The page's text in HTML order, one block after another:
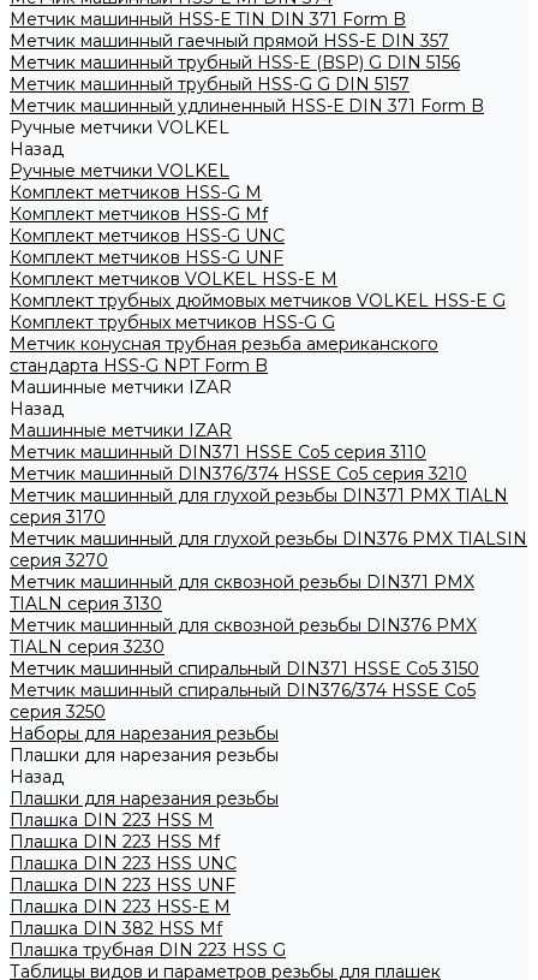
Метчик машинный HSS-Е TIN DIN 371 Form B
Метчик машинный гаечный прямой HSS-Е DIN 357
Метчик машинный трубный HSS-E (BSP) G DIN 5156
Метчик машинный трубный HSS-G G DIN 5157
Метчик машинный удлиненный HSS-Е DIN 371 Form B
Ручные метчики VOLKEL
Назад
Ручные метчики VOLKEL
Комплект метчиков HSS-G M
Комплект метчиков HSS-G Mf
Комплект метчиков HSS-G UNC
Комплект метчиков HSS-G UNF
Комплект метчиков VOLKEL HSS-E M
Комплект трубных дюймовых метчиков VOLKEL HSS-E G
Комплект трубных метчиков HSS-G G
Метчик конусная трубная резьба американского
стандарта HSS-G NPT Form B
Машинные метчики IZAR
Назад
Машинные метчики IZAR
Метчик машинный DIN371 HSSE Co5 серия 3110
Метчик машинный DIN376/374 HSSE Co5 серия 3210
Метчик машинный для глухой резьбы DIN371 PMX TIALN
серия 3170
Метчик машинный для глухой резьбы DIN376 PMX TIALSIN
серия 3270
Метчик машинный для сквозной резьбы DIN371 PMX
TIALN серия 3130
Метчик машинный для сквозной резьбы DIN376 PMX
TIALN серия 3230
Метчик машинный спиральный DIN371 HSSE Co5 3150
Метчик машинный спиральный DIN376/374 HSSE Co5
серия 3250
Наборы для нарезания резьбы
Плашки для нарезания резьбы
Назад
Плашки для нарезания резьбы
Плашка DIN 223 HSS M
Плашка DIN 223 HSS Mf
Плашка DIN 223 HSS UNC
Плашка DIN 223 HSS UNF
Плашка DIN 223 HSS-Е M
Плашка DIN 382 HSS Mf
Плашка трубная DIN 223 HSS G
Таблицы видов и параметров резьбы для плашек